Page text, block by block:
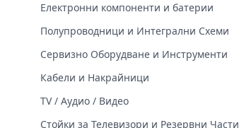
Електронни компоненти и батерии
Полупроводници и Интегрални Схеми
Сервизно Оборудване и Инструменти
Кабели и Накрайници
TV / Аудио / Видео
Стойки за Телевизори и Резервни Части